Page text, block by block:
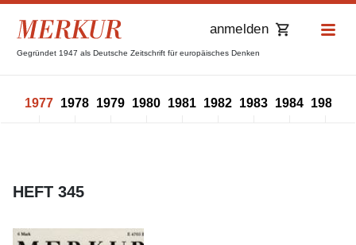
Gegründet 1947 als Deutsche Zeitschrift für europäisches Denken
anmelden
1977 1978 1979 1980 1981 1982 1983 1984 1985
HEFT 345